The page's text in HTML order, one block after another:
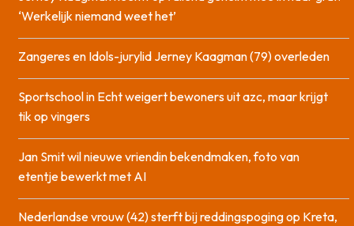
‘Werkelijk niemand weet het’
Zangeres en Idols-jurylid Jerney Kaagman (79) overleden
Sportschool in Echt weigert bewoners uit azc, maar krijgt
tik op vingers
Jan Smit wil nieuwe vriendin bekendmaken, foto van
etentje bewerkt met AI
Nederlandse vrouw (42) sterft bij reddingspoging op Kreta,